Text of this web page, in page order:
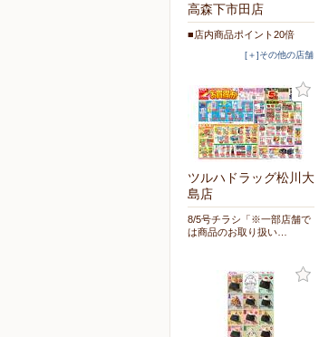
高森下市田店
■店内商品ポイント20倍
[＋]その他の店舗
ツルハドラッグ松川大
島店
8/5号チラシ「※一部店舗で
は商品のお取り扱い…